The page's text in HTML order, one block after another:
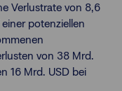
Verlustrate von 8,6
potenziellen
von 38 Mrd.
16 Mrd. USD bei